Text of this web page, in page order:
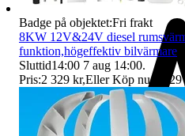
Badge på objektet:Fri frakt
8KW 12V&24V diesel
funktion,högeffektiv bilvärmare
Sluttid14:00 7 aug 14:00.
Pris:2 329 kr,Eller Köp nu 3 629